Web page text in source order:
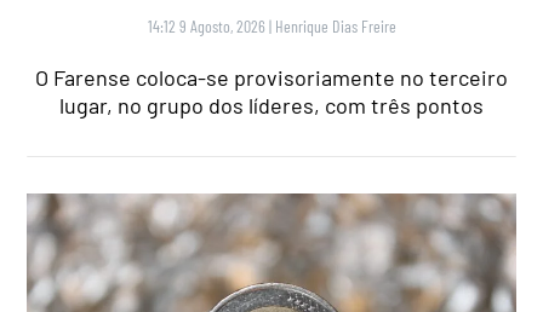
14:12 9 Agosto, 2026 | Henrique Dias Freire
O Farense coloca-se provisoriamente no terceiro
lugar, no grupo dos líderes, com três pontos